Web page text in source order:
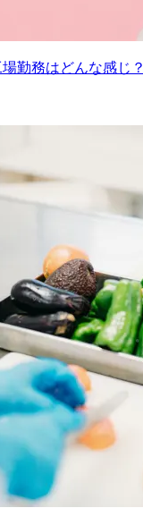
勤務はどんな感じ？